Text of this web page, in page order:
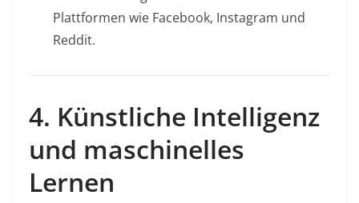
Plattformen wie Facebook, Instagram und
Reddit.
4. Künstliche Intelligenz
und maschinelles
Lernen